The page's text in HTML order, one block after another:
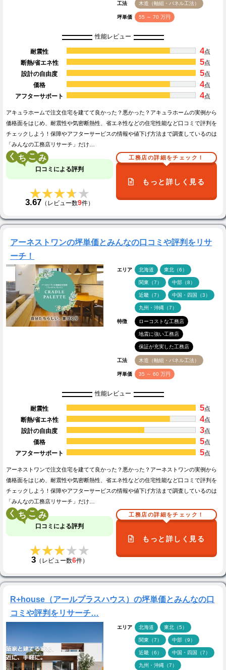
工法 木造（軸組・パネル工法）
坪単価 55 ～ 70 万円
性能レビュー
耐震性 4点
断熱/省エネ性
5点
設計の自由度
5点
価格
4点
アフターサポート
4点
アキュラホームで注文住宅を建てて良かった？悪かった？アキュラホームの実例から
価格面をはじめ、耐震性や気密断熱性、省エネ性などの住宅性能など口コミで評判を
チェックしよう！保障やアフターサービスの情報や値下げ方法まで調査しているのは
「みんなの工務店リサーチ」だけ…
く こ
口コミによる評判
★★★★★
★★★★★
3.67 （レビュー数9件）
工務店の詳細をチェック！
もっと詳しく見る
アーネストワンの坪単価とみんなの口コミや評判をリサ
ーチ！
エリア 北海道 東北（6）
関東（7） 中部（8）
近畿（7） 中国・四国（3）
九州・沖縄（7）
特徴 ローコストな工務店
地震に強い工務店
保証が充実した工務店
工法 木造（軸組・パネル工法）
坪単価 35 ～ 60 万円
性能レビュー
耐震性 5点
断熱/省エネ性
4点
設計の自由度
3点
価格
5点
アフターサポート
5点
アーネストワンで注文住宅を建てて良かった？悪かった？アーネストワンの実例から
価格面をはじめ、耐震性や気密断熱性、省エネ性などの住宅性能など口コミで評判を
チェックしよう！保障やアフターサービスの情報や値下げ方法まで調査しているのは
「みんなの工務店リサーチ」だけ…
く こ
口コミによる評判
★★★★★
★★★★★
3（レビュー数6件）
工務店の詳細をチェック！
もっと詳しく見る
R+house（アールプラスハウス）の坪単価とみんなの口
コミや評判をリサーチ…
エリア 北海道 東北（5）
関東（7） 中部（9）
近畿（6） 中国・四国（7）
九州・沖縄（7）